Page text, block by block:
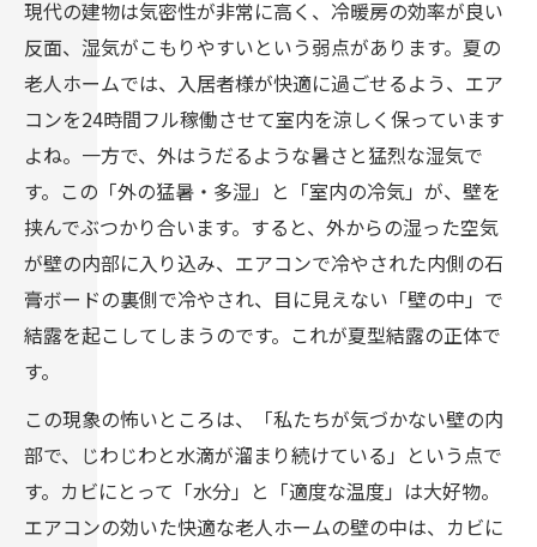
現代の建物は気密性が非常に高く、冷暖房の効率が良い
反面、湿気がこもりやすいという弱点があります。夏の
老人ホームでは、入居者様が快適に過ごせるよう、エア
コンを24時間フル稼働させて室内を涼しく保っています
よね。一方で、外はうだるような暑さと猛烈な湿気で
す。この「外の猛暑・多湿」と「室内の冷気」が、壁を
挟んでぶつかり合います。すると、外からの湿った空気
が壁の内部に入り込み、エアコンで冷やされた内側の石
膏ボードの裏側で冷やされ、目に見えない「壁の中」で
結露を起こしてしまうのです。これが夏型結露の正体で
す。
この現象の怖いところは、「私たちが気づかない壁の内
部で、じわじわと水滴が溜まり続けている」という点で
す。カビにとって「水分」と「適度な温度」は大好物。
エアコンの効いた快適な老人ホームの壁の中は、カビに